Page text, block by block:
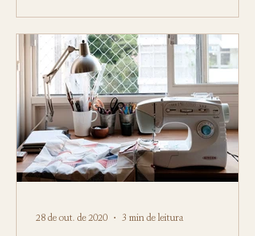
28 de out. de 2020 3 min de leitura